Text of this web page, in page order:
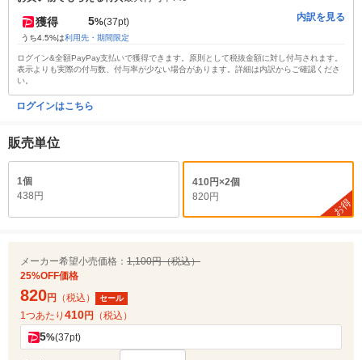
獲得 5%(37pt)
うち4.5%は利用先・期間限定
内訳を見る
ログイン&全額PayPay支払いで獲得できます。原則として税抜金額に対し付与されます。
表示よりも実際の付与数、付与率が少ない場合があります。詳細は内訳からご確認くださ
い。
ログインはこちら
販売単位
1個
438円
410円×2個
820円
お得
メーカー希望小売価格： 1,100円（税込）
25%OFF価格
820円 （税込） セール
1つあたり 410円 （税込）
5%(37pt)